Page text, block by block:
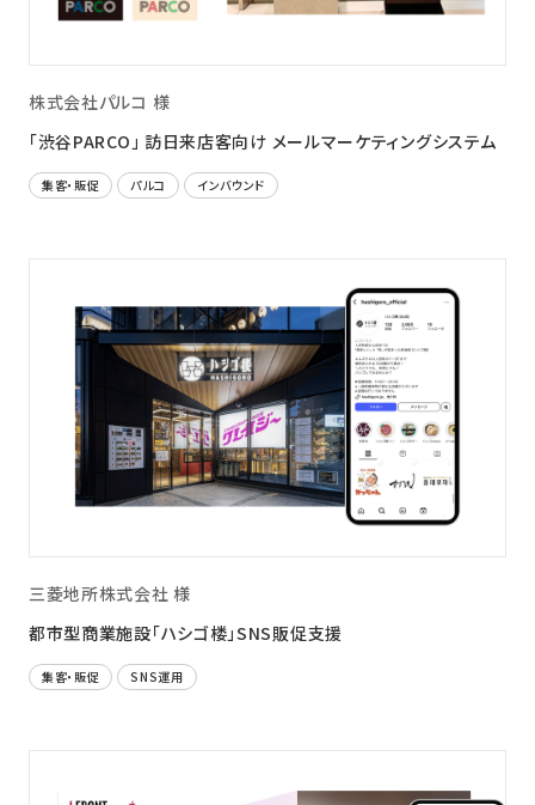
株式会社パルコ 様
「渋谷PARCO」 訪日来店客向け メールマーケティングシステム
集客・販促 パルコ インバウンド
三菱地所株式会社 様
都市型商業施設「ハシゴ楼」SNS販促支援
集客・販促 SNS運用